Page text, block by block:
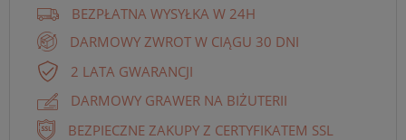
BEZPŁATNA WYSYŁKA W 24H
DARMOWY ZWROT W CIĄGU 30 DNI
2 LATA GWARANCJI
DARMOWY GRAWER NA BIŻUTERII
BEZPIECZNE ZAKUPY Z CERTYFIKATEM SSL